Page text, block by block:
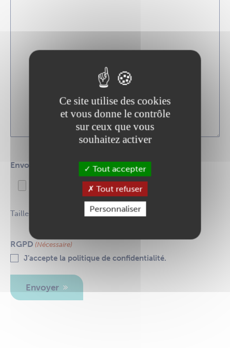
Envoyer un fichier
Taille max. des fichiers : 30 MB.
RGPD (Nécessaire)
J’accepte la politique de confidentialité.
Envoyer
Ce site utilise des cookies
et vous donne le contrôle
sur ceux que vous
souhaitez activer
Tout accepter
Tout refuser
Personnaliser